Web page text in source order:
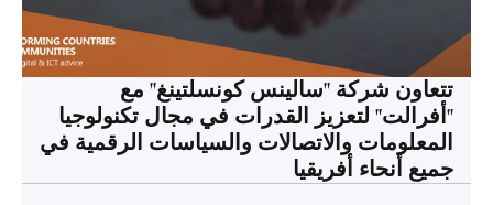
تتعاون شركة "سالينس كونسلتينغ" مع
"أفرالت" لتعزيز القدرات في مجال تكنولوجيا
المعلومات والاتصالات والسياسات الرقمية في
جميع أنحاء أفريقيا